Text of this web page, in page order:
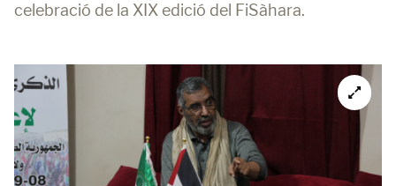
celebració de la XIX edició del FiSàhara.